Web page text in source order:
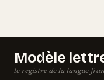
Modèle
le registre de la langue